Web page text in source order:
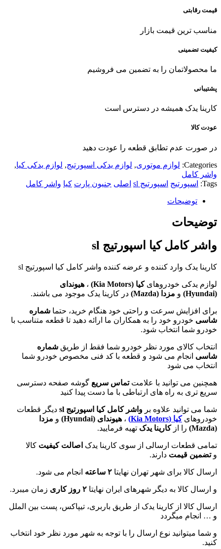
قیمت رقابتی
مناسب ترین قیمت بازار
کیفیت تضمینی
ما محصولاتمان را به تضمین می فروشیم
پشتیبانی
کارینا یدک همیشه در دسترس است
عودت کالا
در صورت عدم تطابق قطعه را عودت دهید
Categories: لوازم موتوری, لوازم یدکی اسپورتیج, لوازم یدکی کیا,
واشر کامل
Tags:
اسپورتیج اسپورتیج sl اصلی جنیون پارت کیا واشر کامل
توضیحات
توضیحات
واشر کامل کیا اسپورتیج sl
کارینا یدک وارد کننده و عرضه کننده واشر کامل کیا اسپورتیج sl
لوازم یدکی خودروهایکیا (Kia Motors
) ، هیوندای
(
Hyundai
) و مزدا (Mazda
) در کارینا یدک موجود می باشند.
برای افزایش سرعت و راحتی خود هنگام خرید، حتما شماره
شاسی خودرو خود را به همکاران ما ارائه دهید تا قطعه متناسب با
خودرو شما انتخاب شود.
انتخاب کالای مورد نظر خودرو شما فقط از طریق شماره
شاسی انجام می شود و قطعه با کد فنی مخصوص خودرو شما
انتخاب می شود
همچنین می توانید با علامتتماس سریع گوشه صفحه دسترسی
سریع تری به راه های ارتباطی با ما دست پیدا کنید
شما می توانید علاوه بر واشر کامل کیا اسپورتیج sl
دیگر قطعات
خودروهایکیا (Kia Motors) ، هیوندای (Hyundai
) و مزدا
(
Mazda
) را ازکارینا یدک تهیه فرمایید.
تمامی قطعات ارسالی از سوی کارینا یدک اصالت کیفیت کالا
وتضمین قیمت دارند.
ارسال کالا برای شهر تهران نهایتا ۲ ساعته انجام می شود.
و ارسال کالا به دیگر شهرهای ایران نهایتا ۲ روز کاری زمان میبرد.
ارسال کالا از کارینا یدک از طریق باربری، تیپاکس، پست بین الملل
و … انجام میگردد
و شما میتوانید نوع ارسال را با توجه به شهر مورد نظر خود انتخاب
کنید.